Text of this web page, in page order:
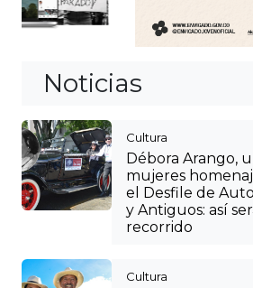
Noticias
Cultura
Débora Arango,
mujeres
el Desfile de
y Antiguos: así
recorrido
Cultura